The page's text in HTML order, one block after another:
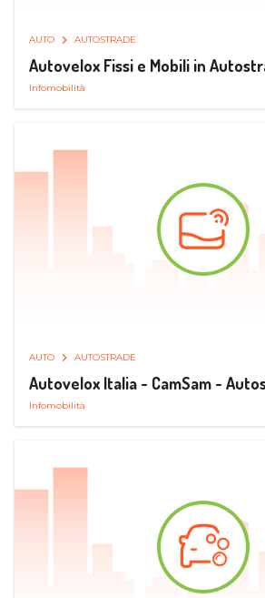
AUTO AUTOSTRADE
Autovelox Fissi e Mobili in
Infomobilità
AUTO AUTOSTRADE
Autovelox Italia - CamSam -
Infomobilità